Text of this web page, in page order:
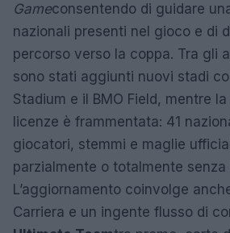
Gameconsentendo di guidare
nazionali presenti nel gioco e di
percorso verso la coppa. Tra gli
sono stati aggiunti nuovi stadi
Stadium e il BMO Field, mentre
licenze è frammentata: 41
giocatori, stemmi e maglie
parzialmente o totalmente senza
L’aggiornamento coinvolge
Carriera e un ingente flusso di